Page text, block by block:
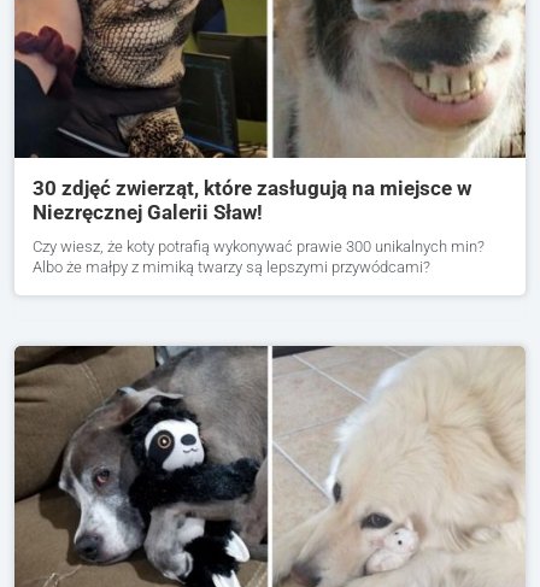
30 zdjęć zwierząt, które zasługują na miejsce w
Niezręcznej Galerii Sław!
Czy wiesz, że koty potrafią wykonywać prawie 300 unikalnych min?
Albo że małpy z mimiką twarzy są lepszymi przywódcami?